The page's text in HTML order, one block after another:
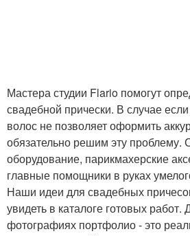
Мастера студии Flario помогут
свадебной прически. В случае
волос не позволяет оформить
обязательно решим эту проблему.
оборудование, парикмахерские
главные помощники в руках
Наши идеи для свадебных
увидеть в каталоге готовых работ.
фотографиях портфолио - это